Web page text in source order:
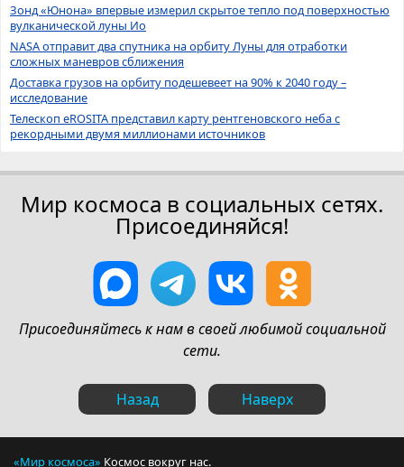
Зонд «Юнона» впервые измерил скрытое тепло под поверхностью
вулканической луны Ио
NASA отправит два спутника на орбиту Луны для отработки
сложных маневров сближения
Доставка грузов на орбиту подешевеет на 90% к 2040 году –
исследование
Телескоп eROSITA представил карту рентгеновского неба с
рекордными двумя миллионами источников
Мир космоса в социальных сетях.
Присоединяйся!
Присоединяйтесь к нам в своей любимой социальной
сети.
Назад Наверх
«Мир космоса» Космос вокруг нас.